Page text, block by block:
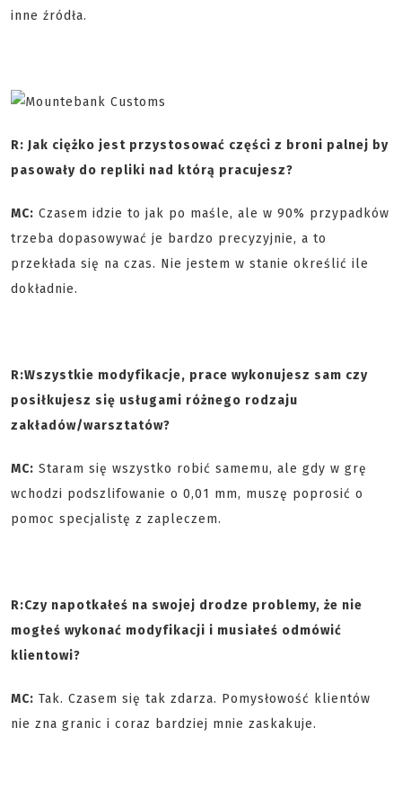
inne źródła.
R: Jak ciężko jest przystosować części z broni palnej by
pasowały do repliki nad którą pracujesz?
MC: Czasem idzie to jak po maśle, ale w 90% przypadków
trzeba dopasowywać je bardzo precyzyjnie, a to
przekłada się na czas. Nie jestem w stanie określić ile
dokładnie.
R:Wszystkie modyfikacje, prace wykonujesz sam czy
posiłkujesz się usługami różnego rodzaju
zakładów/warsztatów?
MC: Staram się wszystko robić samemu, ale gdy w grę
wchodzi podszlifowanie o 0,01 mm, muszę poprosić o
pomoc specjalistę z zapleczem.
R:Czy napotkałeś na swojej drodze problemy, że nie
mogłeś wykonać modyfikacji i musiałeś odmówić
klientowi?
MC: Tak. Czasem się tak zdarza. Pomysłowość klientów
nie zna granic i coraz bardziej mnie zaskakuje.